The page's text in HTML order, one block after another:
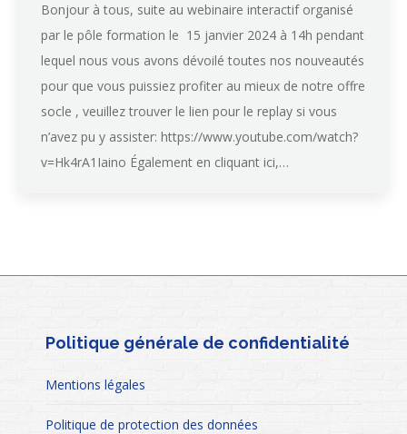
Bonjour à tous, suite au webinaire interactif organisé
par le pôle formation le 15 janvier 2024 à 14h pendant
lequel nous vous avons dévoilé toutes nos nouveautés
pour que vous puissiez profiter au mieux de notre offre
socle , veuillez trouver le lien pour le replay si vous
n’avez pu y assister: https://www.youtube.com/watch?
v=Hk4rA1Iaino Également en cliquant ici,…
Politique générale de confidentialité
Mentions légales
Politique de protection des données